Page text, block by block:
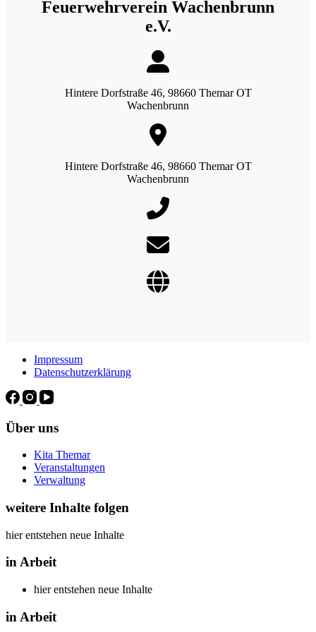
Feuerwehrverein Wachenbrunn
e.V.
Hintere Dorfstraße 46, 98660 Themar OT
Wachenbrunn
Hintere Dorfstraße 46, 98660 Themar OT
Wachenbrunn
Impressum
Datenschutzerklärung
Über uns
Kita Themar
Veranstaltungen
Verwaltung
weitere Inhalte folgen
hier entstehen neue Inhalte
in Arbeit
hier entstehen neue Inhalte
in Arbeit